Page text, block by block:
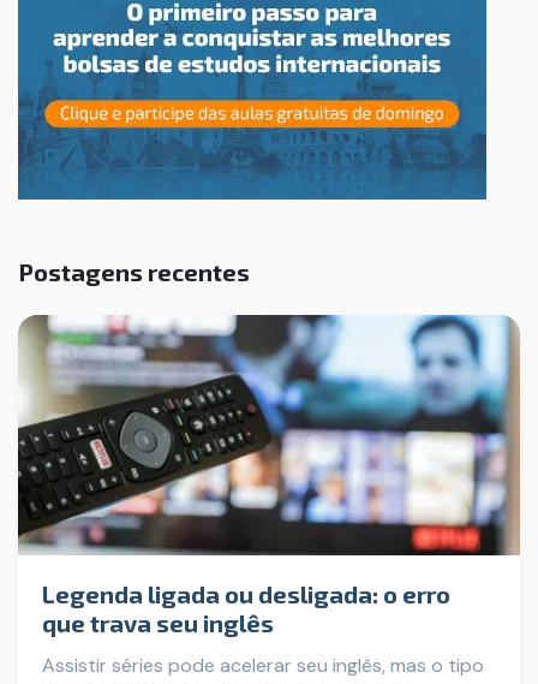
Postagens recentes
Legenda ligada ou desligada: o erro
que trava seu inglês
Assistir séries pode acelerar seu inglês, mas o tipo